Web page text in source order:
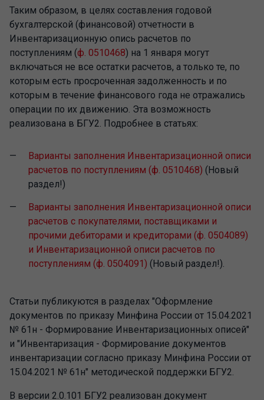
Таким образом, в целях составления годовой
бухгалтерской (финансовой) отчетности в
Инвентаризационную опись расчетов по
поступлениям (ф. 0510468) на 1 января могут
включаться не все остатки расчетов, а только те, по
которым есть просроченная задолженность и по
которым в течение финансового года не отражались
операции по их движению. Эта возможность
реализована в БГУ2. Подробнее в статьях:
Варианты заполнения Инвентаризационной описи
расчетов по поступлениям (ф. 0510468) (Новый
раздел!)
Варианты заполнения Инвентаризационной описи
расчетов с покупателями, поставщиками и
прочими дебиторами и кредиторами (ф. 0504089)
и Инвентаризационной описи расчетов по
поступлениям (ф. 0504091) (Новый раздел!).
Статьи публикуются в разделах "Оформление
документов по приказу Минфина России от 15.04.2021
№ 61н - Формирование Инвентаризационных описей"
и "Инвентаризация - Формирование документов
инвентаризации согласно приказу Минфина России от
15.04.2021 № 61н" методической поддержки БГУ2.
В версии 2.0.101 БГУ2 реализован документ